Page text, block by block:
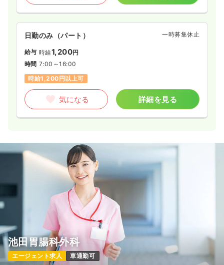
日勤のみ（パート） 一時募集休止
給与 時給1,200円
時間 7:00～16:00
時給1,200円以上可
気になる 詳細を見る
池田胃腸科外科
エージェント求人 車通勤可